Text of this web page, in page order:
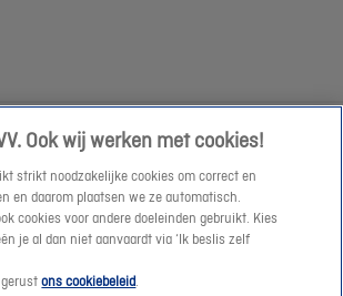
Ook wij werken met cookies!
strikt noodzakelijke cookies om correct en
en daarom plaatsen we ze automatisch.
cookies voor andere doeleinden gebruikt. Kies
je al dan niet aanvaardt via ‘Ik beslis zelf
gerustons cookiebeleid.